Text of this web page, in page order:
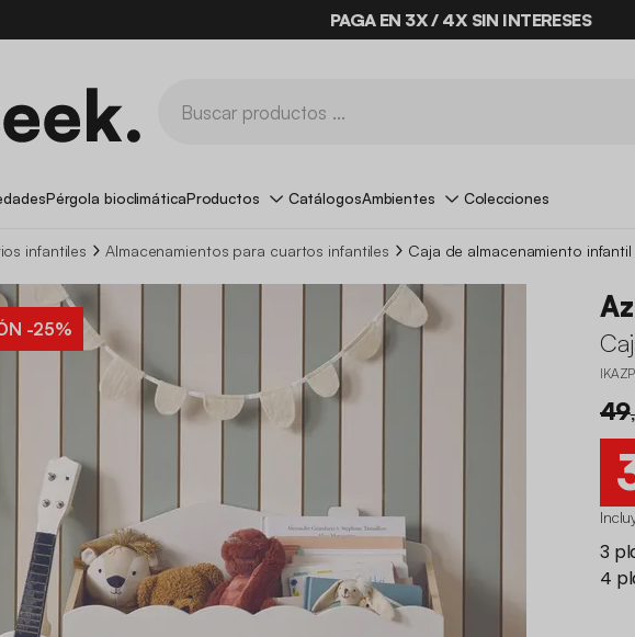
PAGA EN 3X / 4X SIN INTERESES
Pérgola bioclimáticaProductos CatálogosAmbientes Colecciones
infantiles Almacenamientos para cuartos infantiles Caja de almacenamiento infantil
-25%
49